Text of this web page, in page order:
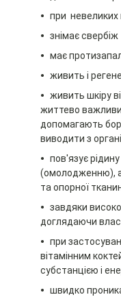
при невеликих
знімає свербіж
має
живить і
живить шкіру
життево
допомагають
виводити з
пов'язує рідину
(омолодженню), а
та опорної
завдяки
доглядаючи
при
вітамінним
субстанцією і
швидко